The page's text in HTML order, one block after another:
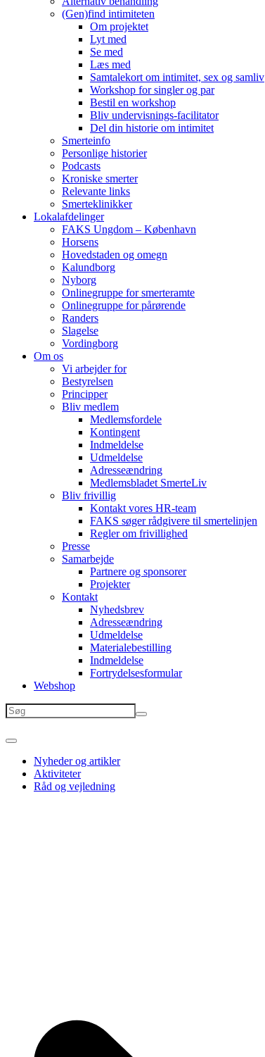
(Gen)find intimiteten
Om projektet
Lyt med
Se med
Læs med
Samtalekort om intimitet, sex og samliv
Workshop for singler og par
Bestil en workshop
Bliv undervisnings-facilitator
Del din historie om intimitet
Smerteinfo
Personlige historier
Podcasts
Kroniske smerter
Relevante links
Smerteklinikker
Lokalafdelinger
FAKS Ungdom – København
Horsens
Hovedstaden og omegn
Kalundborg
Nyborg
Onlinegruppe for smerteramte
Onlinegruppe for pårørende
Randers
Slagelse
Vordingborg
Om os
Vi arbejder for
Bestyrelsen
Principper
Bliv medlem
Medlemsfordele
Kontingent
Indmeldelse
Udmeldelse
Adresseændring
Medlemsbladet SmerteLiv
Bliv frivillig
Kontakt vores HR-team
FAKS søger rådgivere til smertelinjen
Regler om frivillighed
Presse
Samarbejde
Partnere og sponsorer
Projekter
Kontakt
Nyhedsbrev
Adresseændring
Udmeldelse
Materialebestilling
Indmeldelse
Fortrydelsesformular
Webshop
Nyheder og artikler
Aktiviteter
Råd og vejledning